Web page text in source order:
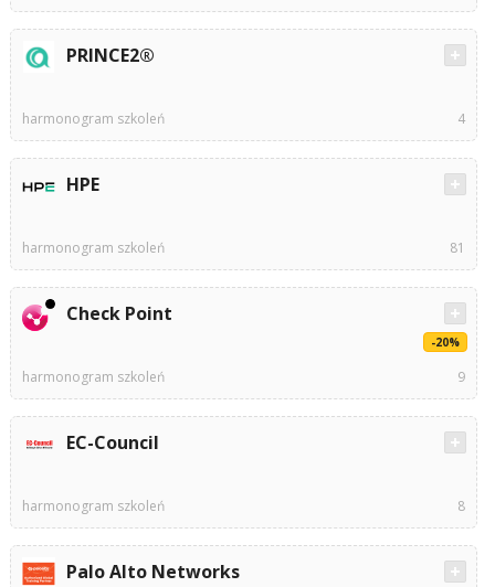
PRINCE2®
harmonogram szkoleń 4
HPE
harmonogram szkoleń 81
Check Point
-20%
harmonogram szkoleń 9
EC-Council
harmonogram szkoleń 8
Palo Alto Networks